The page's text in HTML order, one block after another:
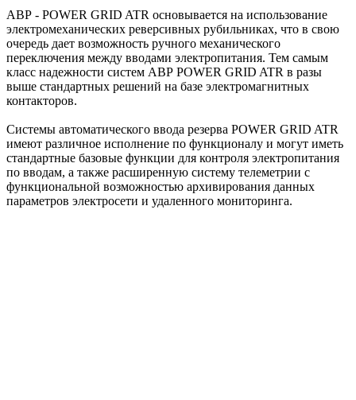
АВР - POWER GRID ATR основывается на использование
электромеханических реверсивных рубильниках, что в свою
очередь дает возможность ручного механического
переключения между вводами электропитания. Тем самым
класс надежности систем АВР POWER GRID ATR в разы
выше стандартных решений на базе электромагнитных
контакторов.
Системы автоматического ввода резерва POWER GRID ATR
имеют различное исполнение по функционалу и могут иметь
стандартные базовые функции для контроля электропитания
по вводам, а также расширенную систему телеметрии с
функциональной возможностью архивирования данных
параметров электросети и удаленного мониторинга.